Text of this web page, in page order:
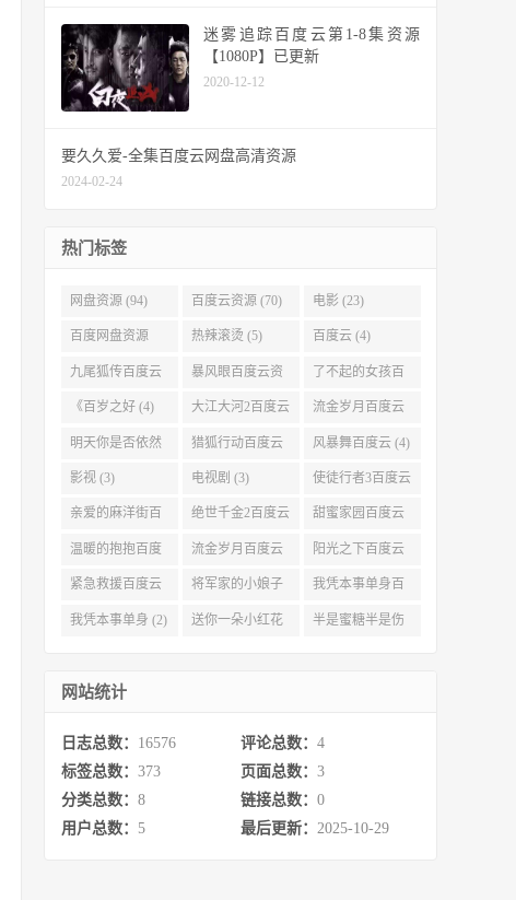
迷雾追踪百度云第1-8集资源
【1080P】已更新
2020-12-12
要久久爱-全集百度云网盘高清资源
2024-02-24
热门标签
网盘资源 (94) 百度云资源 (70) 电影 (23)
百度网盘资源
(11)
热辣滚烫 (5) 百度云 (4)
九尾狐传百度云
(4)
暴风眼百度云资
源 (4)
了不起的女孩百
度云 (4)
《百岁之好 (4) 大江大河2百度云
(4)
流金岁月百度云
(4)
明天你是否依然
爱我百度云 (4)
猎狐行动百度云
(4)
风暴舞百度云 (4)
影视 (3) 电视剧 (3) 使徒行者3百度云
资源 (3)
亲爱的麻洋街百
度云资源 (3)
绝世千金2百度云
(3)
甜蜜家园百度云
(3)
温暖的抱抱百度
云 (3)
流金岁月百度云
完整网盘 (3)
阳光之下百度云
(3)
紧急救援百度云
资源 (2)
将军家的小娘子
百度云 (2)
我凭本事单身百
度云资源 (2)
我凭本事单身 (2) 送你一朵小红花 半是蜜糖半是伤
网站统计
日志总数： 16576 评论总数： 4
标签总数： 373 页面总数： 3
分类总数： 8 链接总数： 0
用户总数： 5 最后更新： 2025-10-29